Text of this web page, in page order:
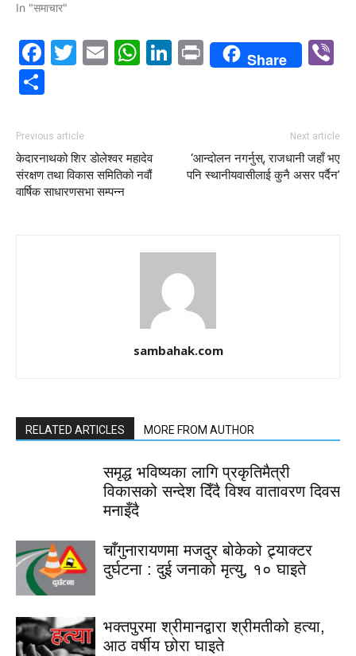
In "समाचार"
Facebook
Twitter
EmailWhatsApp
LinkedIn
PrintShare
Previous article
केदारनाथको शिर डोलेश्वर महादेव
संरक्षण तथा विकास समितिको नवौं
वार्षिक साधारणसभा सम्पन्न
Next article
‘आन्दोलन नगर्नुस्, राजधानी जहाँ भए
पनि स्थानीयवासीलाई कुनै असर पर्दैन’
sambahak.com
RELATED ARTICLES MORE FROM AUTHOR
समृद्ध भविष्यका लागि प्रकृतिमैत्री
विकासको सन्देश दिँदै विश्व वातावरण दिवस
मनाइँदै
चाँगुनारायणमा मजदुर बोकेको ट्र्याक्टर
दुर्घटना : दुई जनाको मृत्यु, १० घाइते
भक्तपुरमा श्रीमानद्वारा श्रीमतीको हत्या,
आठ वर्षीय छोरा घाइते